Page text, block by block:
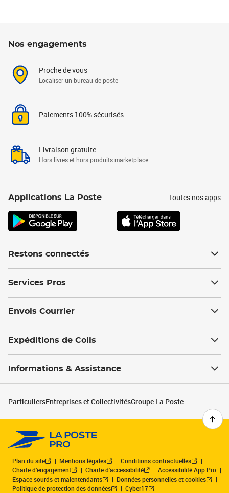
Nos engagements
Proche de vous
Localiser un bureau de poste
Paiements 100% sécurisés
Livraison gratuite
Hors livres et hors produits marketplace
Applications La Poste Toutes nos apps
Restons connectés
Services Pros
Envois Courrier
Expéditions de Colis
Informations & Assistance
ParticuliersEntreprises et CollectivitésGroupe La Poste
Plan du site Mentions légales
Conditions contractuelles
Charte d’engagement
Charte d'accessibilité
Accessibilité App Pro
Espace sourds et malentendants
Données personnelles et cookies
Politique de protection des données
Cyber17